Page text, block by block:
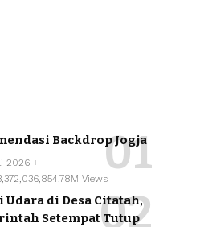
Backdrop Jogja
2026
Views
Udara di Desa Citatah,
Setempat Tutup